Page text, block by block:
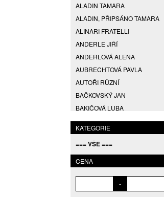
ALADIN TAMARA
ALADIN, PŘIPSÁNO TAMARA
ALINARI FRATELLI
ANDERLE JIŘÍ
ANDERLOVÁ ALENA
AUBRECHTOVÁ PAVLA
AUTOŘI RŮZNÍ
BAČKOVSKÝ JAN
BAKIČOVÁ LUBA
BALCAR JIŘÍ
BALCAR KAREL
BALCAR MARTIN
BALÍČEK PETR
BARTKO MAREK
KATEGORIE
=== VŠE ===
CENA
-